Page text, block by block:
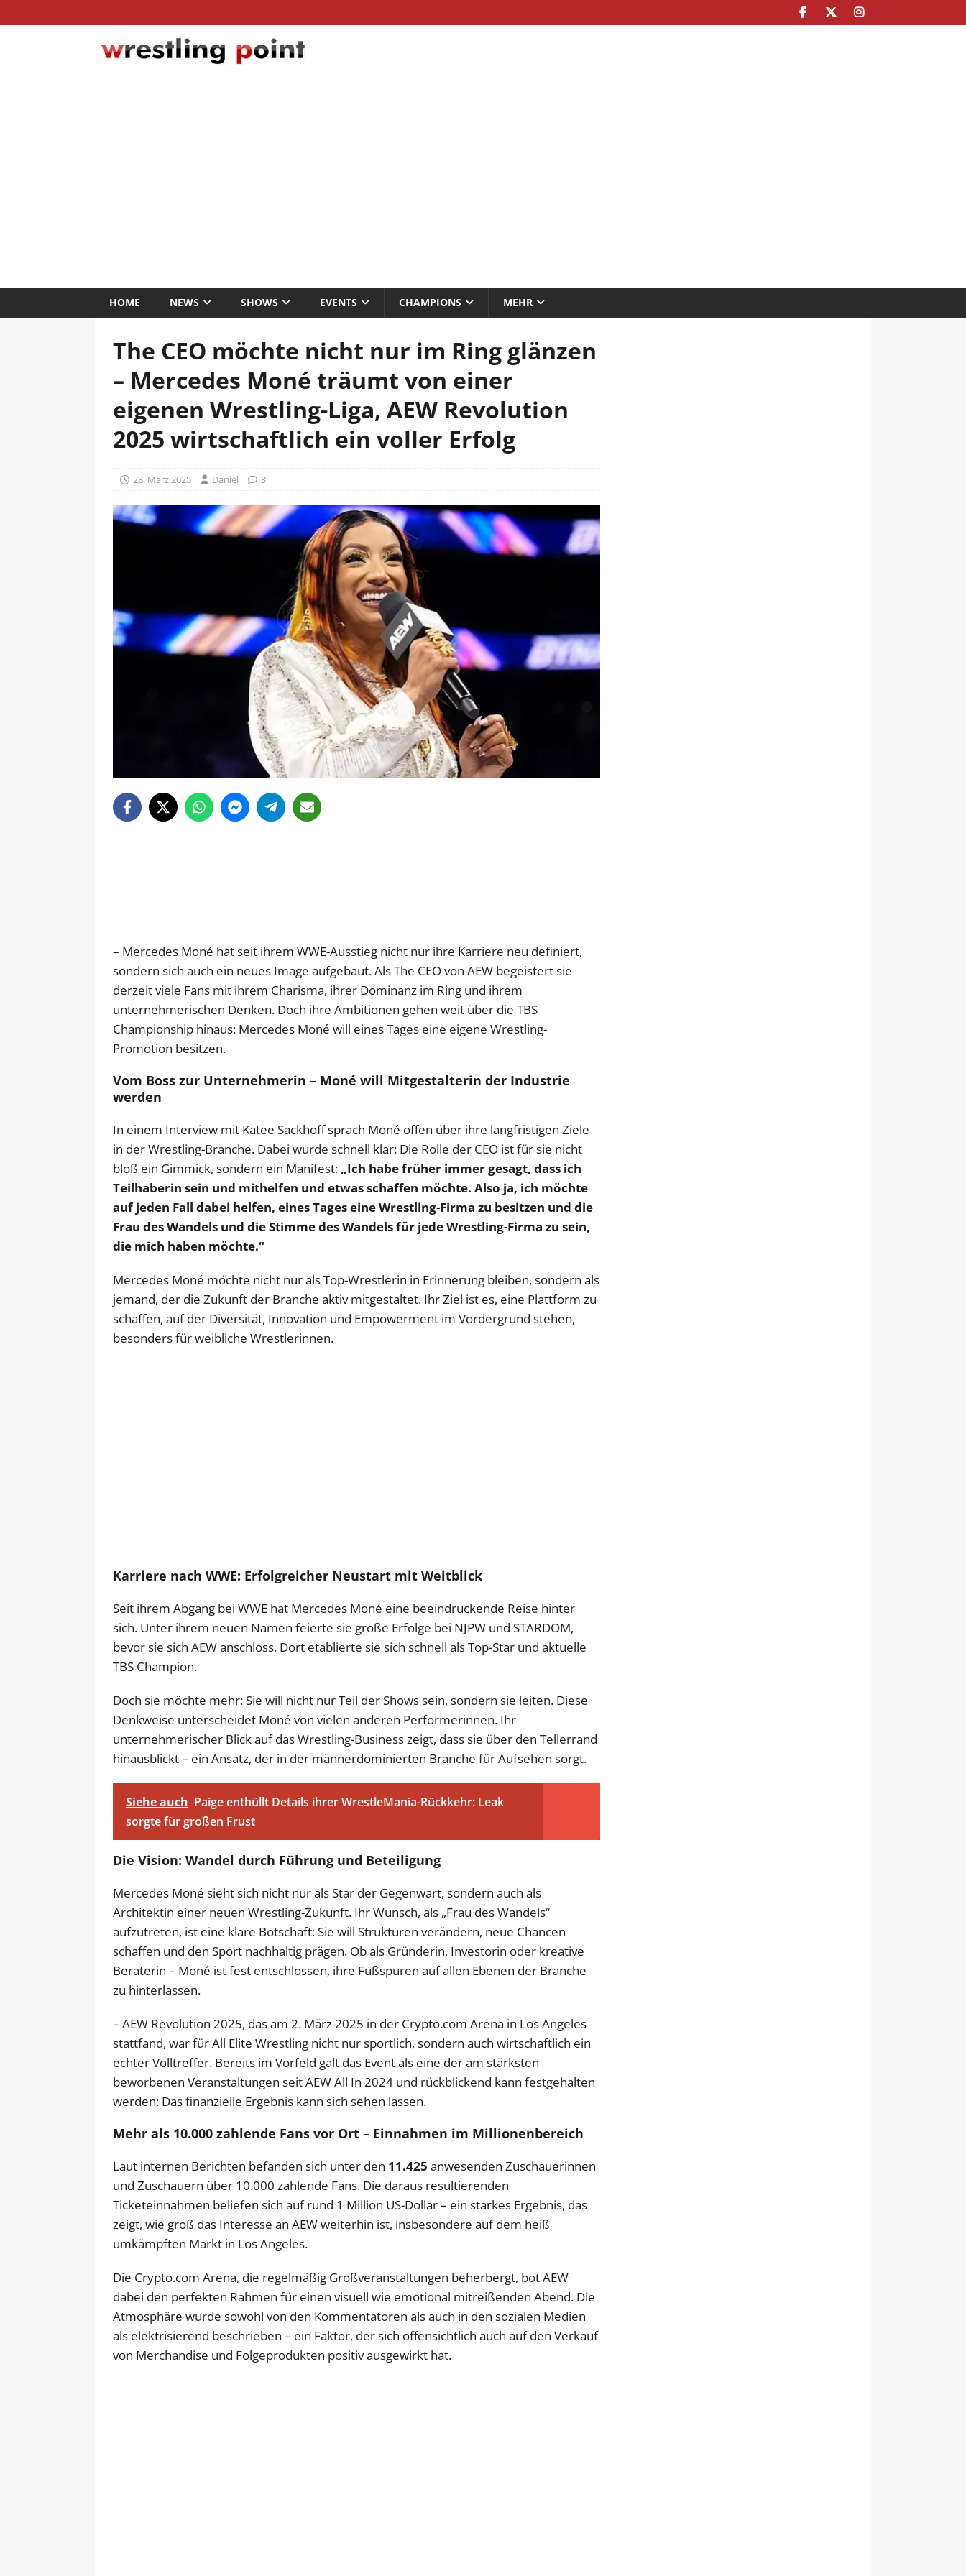
HOME NEWS SHOWS EVENTS CHAMPIONS MEHR
The CEO möchte nicht nur im Ring glänzen
– Mercedes Moné träumt von einer
eigenen Wrestling-Liga, AEW Revolution
2025 wirtschaftlich ein voller Erfolg
28. März 2025 Daniel 3
– Mercedes Moné hat seit ihrem WWE-Ausstieg nicht nur ihre Karriere neu definiert,
sondern sich auch ein neues Image aufgebaut. Als The CEO von AEW begeistert sie
derzeit viele Fans mit ihrem Charisma, ihrer Dominanz im Ring und ihrem
unternehmerischen Denken. Doch ihre Ambitionen gehen weit über die TBS
Championship hinaus: Mercedes Moné will eines Tages eine eigene Wrestling-
Promotion besitzen.
Vom Boss zur Unternehmerin – Moné will Mitgestalterin der Industrie
werden
In einem Interview mit Katee Sackhoff sprach Moné offen über ihre langfristigen Ziele
in der Wrestling-Branche. Dabei wurde schnell klar: Die Rolle der CEO ist für sie nicht
bloß ein Gimmick, sondern ein Manifest: „Ich habe früher immer gesagt, dass ich
Teilhaberin sein und mithelfen und etwas schaffen möchte. Also ja, ich möchte
auf jeden Fall dabei helfen, eines Tages eine Wrestling-Firma zu besitzen und die
Frau des Wandels und die Stimme des Wandels für jede Wrestling-Firma zu sein,
die mich haben möchte.“
Mercedes Moné möchte nicht nur als Top-Wrestlerin in Erinnerung bleiben, sondern als
jemand, der die Zukunft der Branche aktiv mitgestaltet. Ihr Ziel ist es, eine Plattform zu
schaffen, auf der Diversität, Innovation und Empowerment im Vordergrund stehen,
besonders für weibliche Wrestlerinnen.
Karriere nach WWE: Erfolgreicher Neustart mit Weitblick
Seit ihrem Abgang bei WWE hat Mercedes Moné eine beeindruckende Reise hinter
sich. Unter ihrem neuen Namen feierte sie große Erfolge bei NJPW und STARDOM,
bevor sie sich AEW anschloss. Dort etablierte sie sich schnell als Top-Star und aktuelle
TBS Champion.
Doch sie möchte mehr: Sie will nicht nur Teil der Shows sein, sondern sie leiten. Diese
Denkweise unterscheidet Moné von vielen anderen Performerinnen. Ihr
unternehmerischer Blick auf das Wrestling-Business zeigt, dass sie über den Tellerrand
hinausblickt – ein Ansatz, der in der männerdominierten Branche für Aufsehen sorgt.
Siehe auch Paige enthüllt Details ihrer WrestleMania-Rückkehr: Leak
sorgte für großen Frust
Die Vision: Wandel durch Führung und Beteiligung
Mercedes Moné sieht sich nicht nur als Star der Gegenwart, sondern auch als
Architektin einer neuen Wrestling-Zukunft. Ihr Wunsch, als „Frau des Wandels“
aufzutreten, ist eine klare Botschaft: Sie will Strukturen verändern, neue Chancen
schaffen und den Sport nachhaltig prägen. Ob als Gründerin, Investorin oder kreative
Beraterin – Moné ist fest entschlossen, ihre Fußspuren auf allen Ebenen der Branche
zu hinterlassen.
– AEW Revolution 2025, das am 2. März 2025 in der Crypto.com Arena in Los Angeles
stattfand, war für All Elite Wrestling nicht nur sportlich, sondern auch wirtschaftlich ein
echter Volltreffer. Bereits im Vorfeld galt das Event als eine der am stärksten
beworbenen Veranstaltungen seit AEW All In 2024 und rückblickend kann festgehalten
werden: Das finanzielle Ergebnis kann sich sehen lassen.
Mehr als 10.000 zahlende Fans vor Ort – Einnahmen im Millionenbereich
Laut internen Berichten befanden sich unter den 11.425 anwesenden Zuschauerinnen
und Zuschauern über 10.000 zahlende Fans. Die daraus resultierenden
Ticketeinnahmen beliefen sich auf rund 1 Million US-Dollar – ein starkes Ergebnis, das
zeigt, wie groß das Interesse an AEW weiterhin ist, insbesondere auf dem heiß
umkämpften Markt in Los Angeles.
Die Crypto.com Arena, die regelmäßig Großveranstaltungen beherbergt, bot AEW
dabei den perfekten Rahmen für einen visuell wie emotional mitreißenden Abend. Die
Atmosphäre wurde sowohl von den Kommentatoren als auch in den sozialen Medien
als elektrisierend beschrieben – ein Faktor, der sich offensichtlich auch auf den Verkauf
von Merchandise und Folgeprodukten positiv ausgewirkt hat.